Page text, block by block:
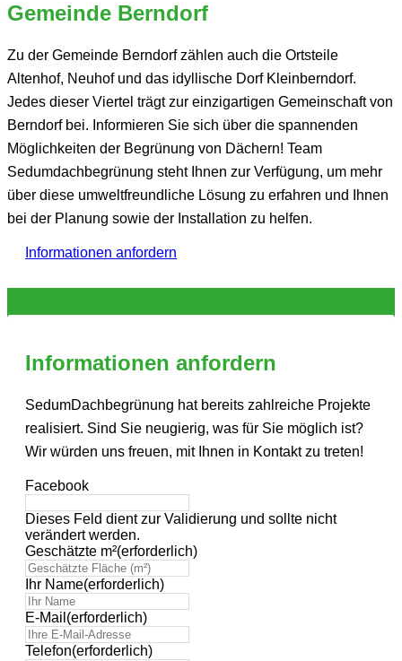
Gemeinde Berndorf
Zu der Gemeinde Berndorf zählen auch die Ortsteile
Altenhof, Neuhof und das idyllische Dorf Kleinberndorf.
Jedes dieser Viertel trägt zur einzigartigen Gemeinschaft von
Berndorf bei. Informieren Sie sich über die spannenden
Möglichkeiten der Begrünung von Dächern! Team
Sedumdachbegrünung steht Ihnen zur Verfügung, um mehr
über diese umweltfreundliche Lösung zu erfahren und Ihnen
bei der Planung sowie der Installation zu helfen.
Informationen anfordern
Informationen anfordern
SedumDachbegrünung hat bereits zahlreiche Projekte
realisiert. Sind Sie neugierig, was für Sie möglich ist?
Wir würden uns freuen, mit Ihnen in Kontakt zu treten!
Facebook
Dieses Feld dient zur Validierung und sollte nicht
verändert werden.
Geschätzte m²(erforderlich)
Ihr Name(erforderlich)
E-Mail (erforderlich)
Telefon(erforderlich)